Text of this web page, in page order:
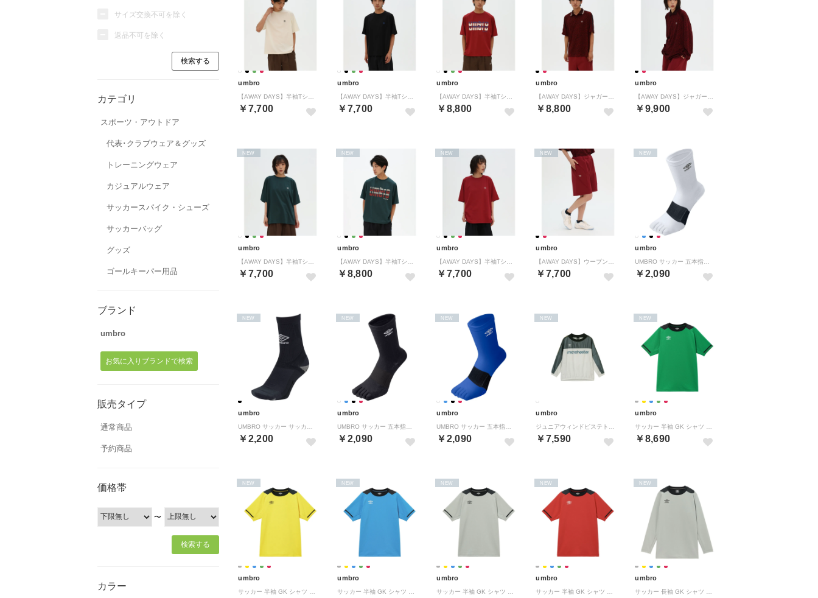
サイズ交換不可を除く
返品不可を除く
カテゴリ
スポーツ・アウトドア
代表･クラブウェア＆グッズ
トレーニングウェア
カジュアルウェア
サッカースパイク・シューズ
サッカーバッグ
グッズ
ゴールキーパー用品
ブランド
umbro
お気に入りブランドで検索
販売タイプ
通常商品
予約商品
価格帯
〜
カラー
umbro
￥7,700
umbro
￥7,700
umbro
￥8,800
umbro
￥8,800
umbro
￥9,900
umbro
￥7,700
NEW
umbro
￥8,800
NEW
umbro
￥7,700
NEW
umbro
￥7,700
NEW
umbro
￥2,090
NEW
umbro
￥2,200
NEW
umbro
￥2,090
NEW
umbro
￥2,090
NEW
umbro
￥7,590
NEW
umbro
￥8,690
NEW
umbro
NEW
umbro
NEW
umbro
NEW
umbro
NEW
umbro
NEW